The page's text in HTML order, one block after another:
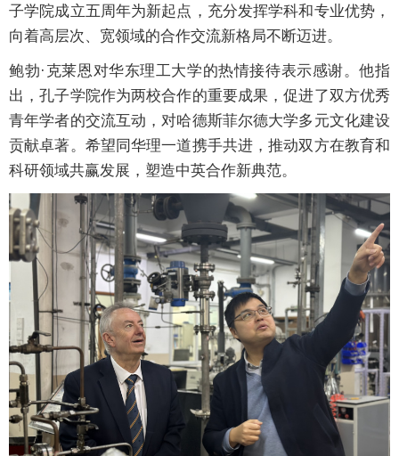
子学院成立五周年为新起点，充分发挥学科和专业优势，
向着高层次、宽领域的合作交流新格局不断迈进。
鲍勃·克莱恩对华东理工大学的热情接待表示感谢。他指
出，孔子学院作为两校合作的重要成果，促进了双方优秀
青年学者的交流互动，对哈德斯菲尔德大学多元文化建设
贡献卓著。希望同华理一道携手共进，推动双方在教育和
科研领域共赢发展，塑造中英合作新典范。